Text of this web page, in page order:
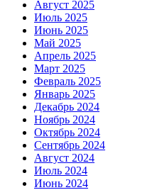
Август 2025
Июль 2025
Июнь 2025
Май 2025
Апрель 2025
Март 2025
Февраль 2025
Январь 2025
Декабрь 2024
Ноябрь 2024
Октябрь 2024
Сентябрь 2024
Август 2024
Июль 2024
Июнь 2024